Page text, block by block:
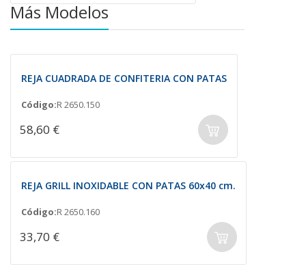
Más Modelos
REJA CUADRADA DE CONFITERIA CON PATAS
Código:R 2650.150
58,60 €
REJA GRILL INOXIDABLE CON PATAS 60x40 cm.
Código:R 2650.160
33,70 €